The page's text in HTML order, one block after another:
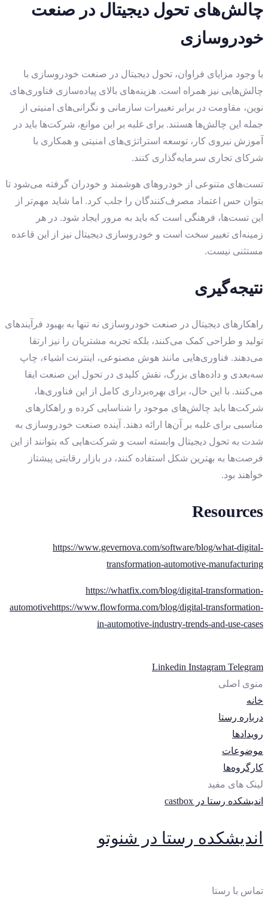
چالش‌های تحول دیجیتال در صنعت
خودروسازی
با وجود مزایای فراوان، تحول دیجیتال در صنعت خودروسازی با
چالش‌هایی نیز همراه است. هزینه‌های بالای پیاده‌سازی فناوری‌های
نوین، مقاومت در برابر تغییرات سازمانی و نگرانی‌های امنیتی از
جمله این چالش‌ها هستند. برای غلبه بر این موانع، شرکت‌ها باید در
آموزش نیروی کار، توسعه استراتژی‌های امنیتی و همکاری با
شرکای تجاری سرمایه‌گذاری کنند.
تست‌های متنوعی از خودروهای هوشمند و خودران گرفته می‌شود تا
بتوان حس اعتماد مصرف‌کنندگان را جلب کرد. اما شاید مهم‌تر از
این تست‌ها، فرهنگی است که باید به مرور ایجاد شود. در هر
زمینه‌ای تغییر سخت است و خودروسازی دیجیتال نیز از این قاعده
مستثنی نیست.
نتیجه‌گیری
راهکارهای دیجیتال در صنعت خودروسازی نه تنها به بهبود فرآیندهای
تولید و طراحی کمک می‌کنند، بلکه تجربه مشتریان را نیز ارتقا
می‌دهند. فناوری‌هایی مانند هوش مصنوعی، اینترنت اشیاء، چاپ
سه‌بعدی و داده‌های بزرگ، نقش کلیدی در تحول این صنعت ایفا
می‌کنند. با این حال، برای بهره‌برداری کامل از این فناوری‌ها،
شرکت‌ها باید چالش‌های موجود را شناسایی کرده و راهکارهای
مناسبی برای غلبه بر آن‌ها ارائه دهند. آینده صنعت خودروسازی به
شدت به تحول دیجیتال وابسته است و شرکت‌هایی که بتوانند از این
فرصت‌ها به بهترین شکل استفاده کنند، در بازار رقابتی پیشتاز
خواهند بود.
Resources
https://www.gevernova.com/software/blog/what-digital-
transformation-automotive-manufacturing
https://whatfix.com/blog/digital-transformation-
automotivehttps://www.flowforma.com/blog/digital-transformation-
in-automotive-industry-trends-and-use-cases
Linkedin Instagram Telegram
منوی اصلی
خانه
درباره رستا
رویدادها
موضوعات
کارگروه‌ها
لینک های مفید
اندیشکده رستا در castbox
اندیشکده رستا در شنوتو
تماس با رستا